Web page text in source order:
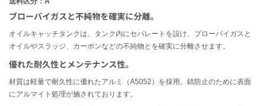
ブローバイガスと不純物を確実に分離。
オイルキャッチタンクは、タンク内にセパレートを設け、ブローバイガスと
オイルやスラッジ、カーボンなどの不純物とを確実に分離させます。
優れた耐久性とメンテナンス性。
材質は軽量で耐久性に優れたアルミ（A5052）を採用。錆防止のために表面
にアルマイト処理が施されております。